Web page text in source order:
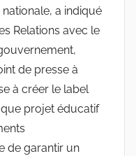
a indiqué
Relations avec le
de presse à
à créer le label
projet éducatif
de garantir un